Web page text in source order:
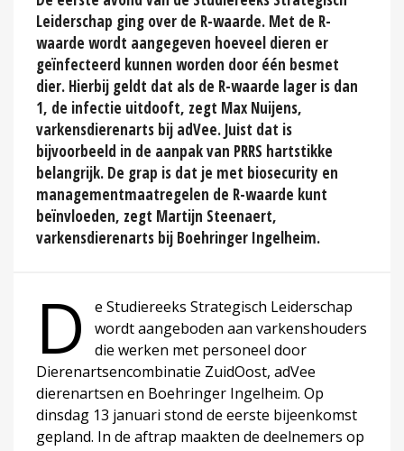
Leiderschap ging over de R-waarde. Met de R-
waarde wordt aangegeven hoeveel dieren er
geïnfecteerd kunnen worden door één besmet
dier. Hierbij geldt dat als de R-waarde lager is dan
1, de infectie uitdooft, zegt Max Nuijens,
varkensdierenarts bij adVee. Juist dat is
bijvoorbeeld in de aanpak van PRRS hartstikke
belangrijk. De grap is dat je met biosecurity en
managementmaatregelen de R-waarde kunt
beïnvloeden, zegt Martijn Steenaert,
varkensdierenarts bij Boehringer Ingelheim.
D
e Studiereeks Strategisch Leiderschap
wordt aangeboden aan varkenshouders
die werken met personeel door
Dierenartsencombinatie ZuidOost, adVee
dierenartsen en Boehringer Ingelheim. Op
dinsdag 13 januari stond de eerste bijeenkomst
gepland. In de aftrap maakten de deelnemers op